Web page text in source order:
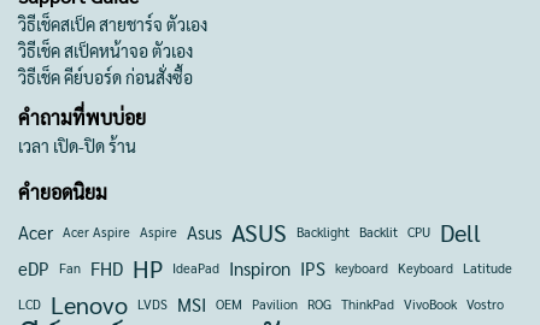
วิธีเช็คสเป็ค สายชาร์จ ตัวเอง
วิธีเช็ค สเป็คหน้าจอ ตัวเอง
วิธีเช็ค คีย์บอร์ด ก่อนสั่งซื้อ
คำถามที่พบบ่อย
เวลา เปิด-ปิด ร้าน
คำยอดนิยม
Acer Acer Aspire Aspire Asus ASUS Backlight Backlit CPU Dell
eDP Fan FHD HP IdeaPad Inspiron IPS keyboard Keyboard Latitude
LCD Lenovo LVDS MSI OEM Pavilion ROG ThinkPad VivoBook Vostro